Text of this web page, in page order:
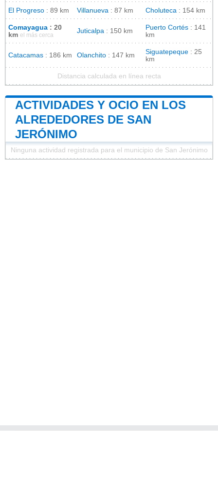
El Progreso : 89 km Villanueva : 87 km Choluteca : 154 km
Comayagua : 20
km el más cerca
Juticalpa : 150 km Puerto Cortés : 141
km
Catacamas : 186 km Olanchito : 147 km Siguatepeque : 25
km
Distancia calculada en línea recta
ACTIVIDADES Y OCIO EN LOS
ALREDEDORES DE SAN
JERÓNIMO
Ninguna actividad registrada para el municipio de San Jerónimo